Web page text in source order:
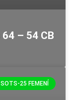
64 – 54 CB
SOTS-25 FEMENÍ